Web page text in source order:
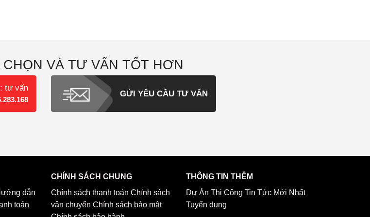
VÀ TƯ VẤN TỐT HƠN
tư vấn
GỬI YÊU CẦU TƯ VẤN
dẫn
toán
CHÍNH SÁCH CHUNG
Chính sách thanh toán Chính sách
vận chuyển Chính sách bảo mật
THÔNG TIN THÊM
Dự Án Thi Công Tin Tức Mới Nhất
Tuyển dụng